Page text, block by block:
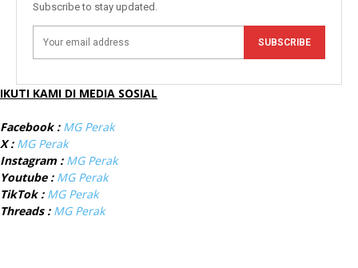
Subscribe to stay updated.
SUBSCRIBE
IKUTI KAMI DI MEDIA SOSIAL
Facebook : MG Perak
X : MG Perak
Instagram : MG Perak
Youtube : MG Perak
TikTok : MG Perak
Threads : MG Perak